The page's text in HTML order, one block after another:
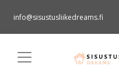
info@sisustusliikedreams.fi